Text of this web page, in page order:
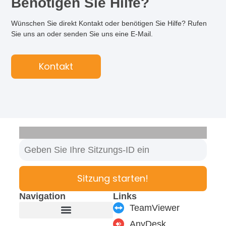
Wünschen Sie direkt Kontakt oder benötigen Sie Hilfe? Rufen
Sie uns an oder senden Sie uns eine E-Mail.
Kontakt
Navigation
Links
TeamViewer
AnyDesk
Sitzung starten!